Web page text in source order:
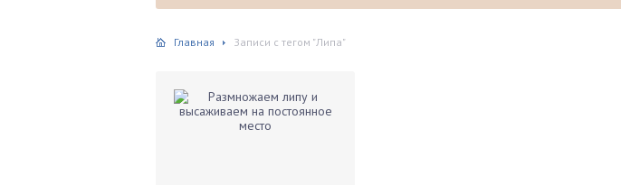
Главная Записи с тегом "Липа"